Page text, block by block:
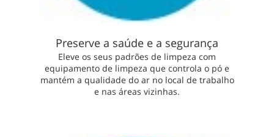
Preserve a saúde e a segurança
Eleve os seus padrões de limpeza com
equipamento de limpeza que controla o pó e
mantém a qualidade do ar no local de trabalho
e nas áreas vizinhas.